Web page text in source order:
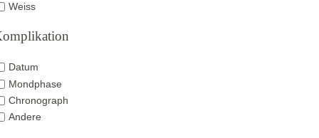
Weiss
Datum
Mondphase
Chronograph
Andere